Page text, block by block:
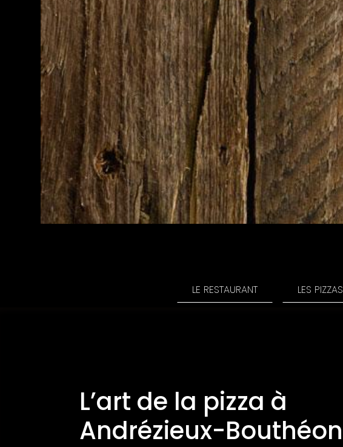
LE RESTAURANT LES PIZZAS
L’art de la pizza à
Andrézieux-Bouthéon